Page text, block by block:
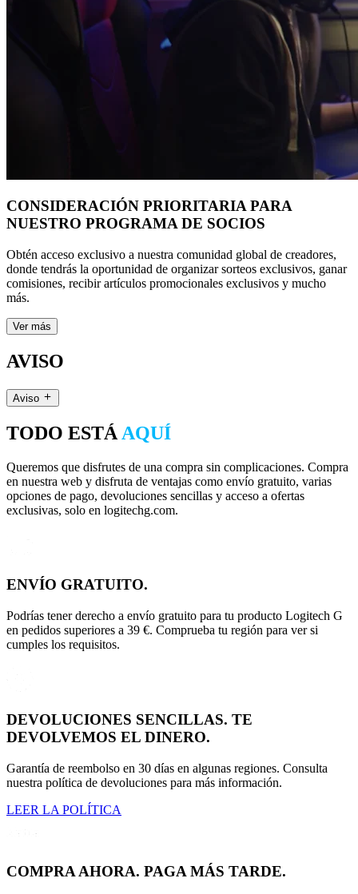
CONSIDERACIÓN PRIORITARIA PARA
NUESTRO PROGRAMA DE SOCIOS
Obtén acceso exclusivo a nuestra comunidad global de creadores,
donde tendrás la oportunidad de organizar sorteos exclusivos, ganar
comisiones, recibir artículos promocionales exclusivos y mucho
más.
Ver más
AVISO
Aviso
TODO ESTÁ AQUÍ
Queremos que disfrutes de una compra sin complicaciones. Compra
en nuestra web y disfruta de ventajas como envío gratuito, varias
opciones de pago, devoluciones sencillas y acceso a ofertas
exclusivas, solo en logitechg.com.
ENVÍO GRATUITO.
Podrías tener derecho a envío gratuito para tu producto Logitech G
en pedidos superiores a 39 €. Comprueba tu región para ver si
cumples los requisitos.
DEVOLUCIONES SENCILLAS. TE
DEVOLVEMOS EL DINERO.
Garantía de reembolso en 30 días en algunas regiones. Consulta
nuestra política de devoluciones para más información.
LEER LA POLÍTICA
COMPRA AHORA. PAGA MÁS TARDE.